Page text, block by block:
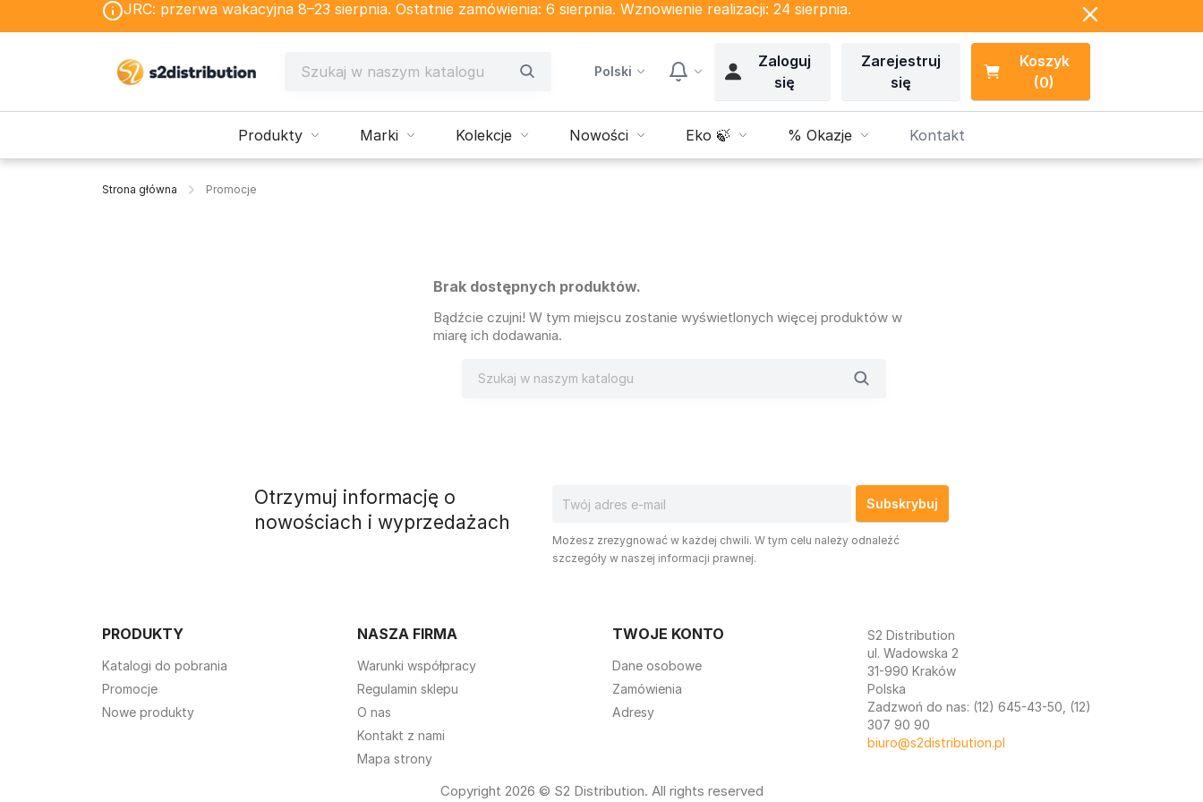
JRC: przerwa wakacyjna 8–23 sierpnia. Ostatnie zamówienia: 6 sierpnia. Wznowienie realizacji: 24 sierpnia.
Polski
Zaloguj
się
Zarejestruj
się
Koszyk
(0)
Produkty Marki Kolekcje Nowości Eko 🍃 % Okazje Kontakt
Strona główna Promocje
Brak dostępnych produktów.
Bądźcie czujni! W tym miejscu zostanie wyświetlonych więcej produktów w
miarę ich dodawania.
Otrzymuj informację o
nowościach i wyprzedażach
Możesz zrezygnować w każdej chwili. W tym celu należy odnaleźć
szczegóły w naszej informacji prawnej.
PRODUKTY
Katalogi do pobrania
Promocje
Nowe produkty
NASZA FIRMA
Warunki współpracy
Regulamin sklepu
O nas
Kontakt z nami
Mapa strony
TWOJE KONTO
Dane osobowe
Zamówienia
Adresy
S2 Distribution
ul. Wadowska 2
31-990 Kraków
Polska
Zadzwoń do nas: (12) 645-43-50, (12)
307 90 90
biuro@s2distribution.pl
Copyright 2026 © S2 Distribution. All rights reserved